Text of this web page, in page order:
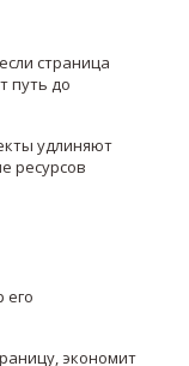
страница
путь до
удлиняют
ресурсов
его
экономит